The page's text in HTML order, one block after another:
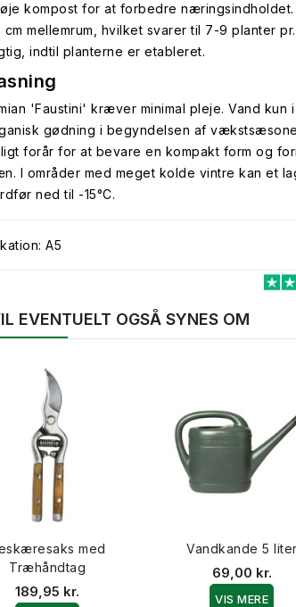
kompost for at forbedre
cm mellemrum, hvilket svarer til 7-9 planter
indtil planterne er etableret.
'Faustini' kræver minimal pleje. Vand
gødning i begyndelsen af
forår for at bevare en kompakt form og
I områder med meget kolde vintre kan et
ned til -15°C.
A5
EVENTUELT OGSÅ SYNES OM
med
Træhåndtag
189,95 kr.
Vandkande 5 liter
69,00 kr.
VIS MERE